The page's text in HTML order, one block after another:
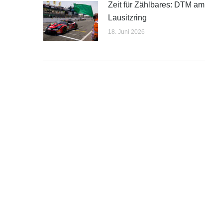
Zeit für Zählbares: DTM am
Lausitzring
18. Juni 2026